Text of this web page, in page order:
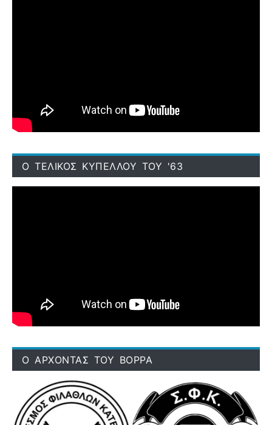
Ο ΤΕΛΙΚΟΣ ΚΥΠΕΛΛΟΥ ΤΟΥ '63
Ο ΑΡΧΟΝΤΑΣ ΤΟΥ ΒΟΡΡΑ